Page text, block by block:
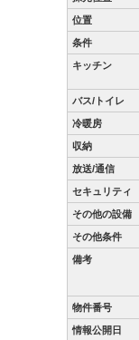
位置
条件
キッチン
バス/トイレ
冷暖房
収納
放送/通信
セキュリティ
その他の設備
その他条件
備考
物件番号
情報公開日